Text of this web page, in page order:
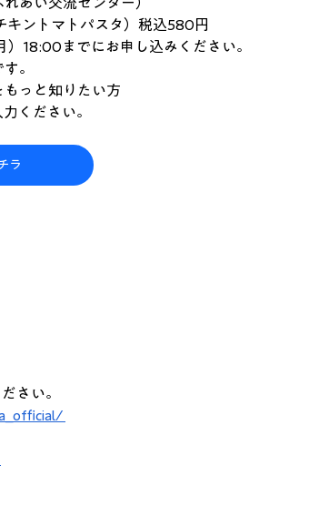
キントマトパスタ）税込580円
18:00までにお申し込みください。
。
っと知りたい方
ください。
ラ
さい。